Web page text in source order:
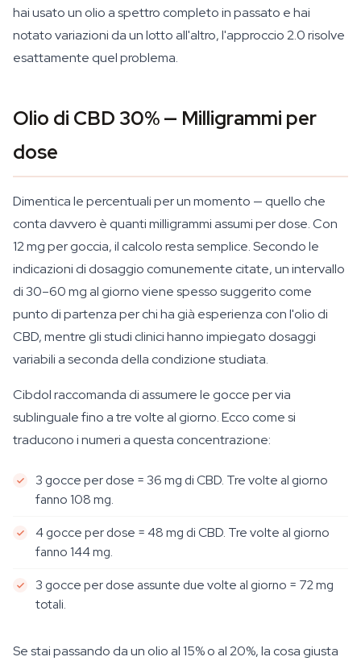
hai usato un olio a spettro completo in passato e hai
notato variazioni da un lotto all'altro, l'approccio 2.0 risolve
esattamente quel problema.
Olio di CBD 30% — Milligrammi per
dose
Dimentica le percentuali per un momento — quello che
conta davvero è quanti milligrammi assumi per dose. Con
12 mg per goccia, il calcolo resta semplice. Secondo le
indicazioni di dosaggio comunemente citate, un intervallo
di 30–60 mg al giorno viene spesso suggerito come
punto di partenza per chi ha già esperienza con l'olio di
CBD, mentre gli studi clinici hanno impiegato dosaggi
variabili a seconda della condizione studiata.
Cibdol raccomanda di assumere le gocce per via
sublinguale fino a tre volte al giorno. Ecco come si
traducono i numeri a questa concentrazione:
3 gocce per dose = 36 mg di CBD. Tre volte al giorno
fanno 108 mg.
4 gocce per dose = 48 mg di CBD. Tre volte al giorno
fanno 144 mg.
3 gocce per dose assunte due volte al giorno = 72 mg
totali.
Se stai passando da un olio al 15% o al 20%, la cosa giusta